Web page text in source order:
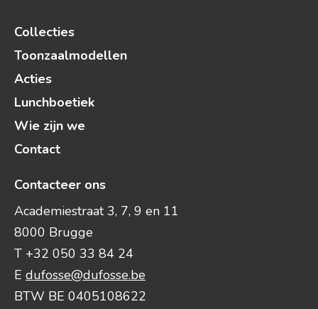
Collecties
Toonzaalmodellen
Acties
Lunchboetiek
Wie zijn we
Contact
Contacteer ons
Academiestraat 3, 7, 9 en 11
8000 Brugge
T +32 050 33 84 24
E dufosse@dufosse.be
BTW BE 0405108622